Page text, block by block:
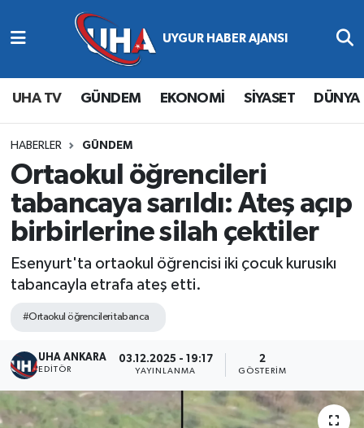
UHA TV GÜNDEM EKONOMİ SİYASET DÜNYA
HABERLER GÜNDEM
Ortaokul öğrencileri
tabancaya sarıldı: Ateş açıp
birbirlerine silah çektiler
Esenyurt'ta ortaokul öğrencisi iki çocuk kurusıkı
tabancayla etrafa ateş etti.
#Ortaokul öğrencileri tabanca
UHA ANKARA
EDITÖR
03.12.2025 - 19:17
YAYINLANMA
2
GÖSTERIM
Abone Ol
Gündem
Ekonomi
Magazin
Siyaset
Spor
Yaşam
Nöbetçi Eczaneler
Hava Durumu
Namaz Vakitleri
Trafik Durumu
Süper Lig Puan Durumu ve Fikstür
Tüm Manşetler
Son Dakika Haberleri
Haber Arşivi